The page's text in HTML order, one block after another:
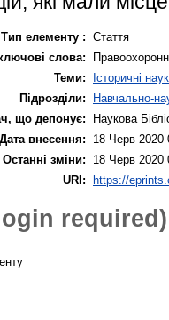
Тип елементу : Стаття
слова:
Теми:
Історичні
Підрозділи:
Навчально-
що депонує:
Наукова
Дата внесення:
18 Черв 2020
Останні зміни:
18 Черв 2020
URI: https://
required)